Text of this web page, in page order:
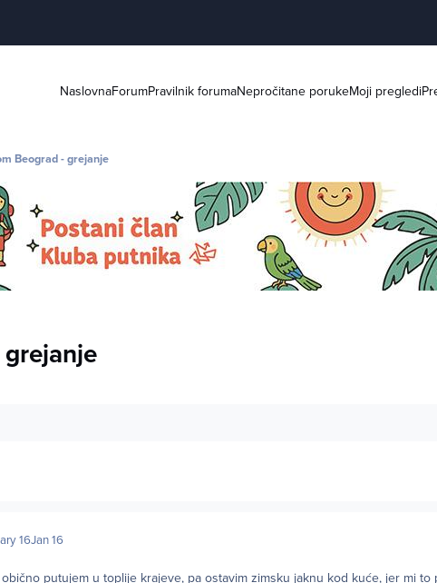
NaslovnaForumPravilnik forumaNepročitane porukeMoji pregledi
Beograd - grejanje
16Jan 16
obično putujem u toplije krajeve, pa ostavim zimsku jaknu kod kuće, jer mi